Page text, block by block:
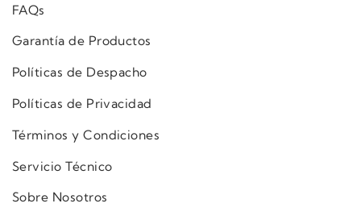
FAQs
Garantía de Productos
Políticas de Despacho
Políticas de Privacidad
Términos y Condiciones
Servicio Técnico
Sobre Nosotros